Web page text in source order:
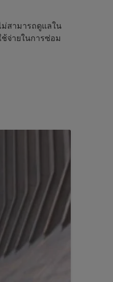
สามารถดูแลใน
จ่ายในการซ่อม